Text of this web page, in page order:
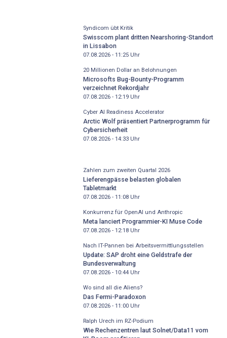
Syndicom übt Kritik
Swisscom plant dritten Nearshoring-Standort
in Lissabon
07.08.2026 - 11:25Uhr
20 Millionen Dollar an Belohnungen
Microsofts Bug-Bounty-Programm
verzeichnet Rekordjahr
07.08.2026 - 12:19Uhr
Cyber AI Readiness Accelerator
Arctic Wolf präsentiert Partnerprogramm für
Cybersicherheit
07.08.2026 - 14:33Uhr
Zahlen zum zweiten Quartal 2026
Lieferengpässe belasten globalen
Tabletmarkt
07.08.2026 - 11:08Uhr
Konkurrenz für OpenAI und Anthropic
Meta lanciert Programmier-KI Muse Code
07.08.2026 - 12:18Uhr
Nach IT-Pannen bei Arbeitsvermittlungsstellen
Update: SAP droht eine Geldstrafe der
Bundesverwaltung
07.08.2026 - 10:44Uhr
Wo sind all die Aliens?
Das Fermi-Paradoxon
07.08.2026 - 11:00Uhr
Ralph Urech im RZ-Podium
Wie Rechenzentren laut Solnet/Data11 vom